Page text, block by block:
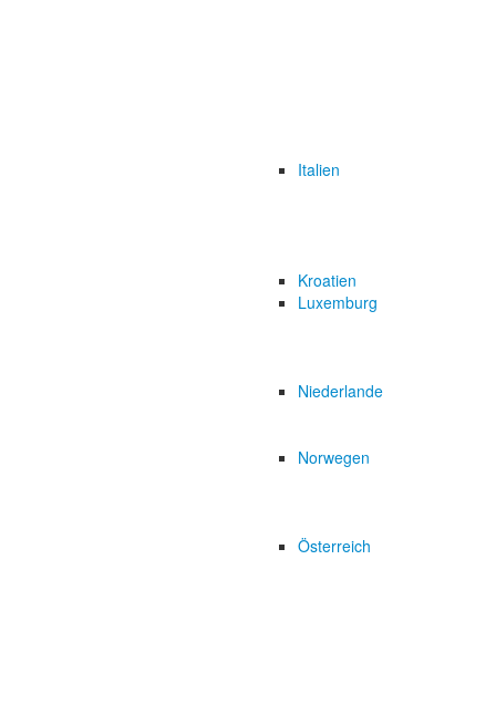
Italien
Kroatien
Luxemburg
Niederlande
Norwegen
Österreich